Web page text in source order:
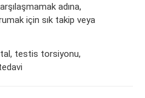
adına,
için sık takip veya
testis torsiyonu,